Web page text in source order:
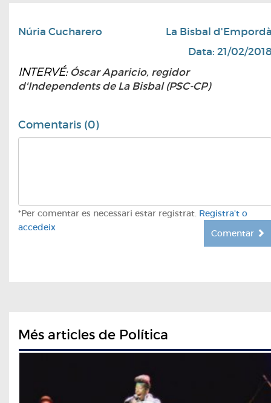
Núria Cucharero
La Bisbal
Data: 21/02/
INTERVÉ: Óscar Aparicio, regidor
d'Independents de La Bisbal (PSC-CP)
Comentaris (0)
*Per comentar es necessari estar registrat. Registra't o
accedeix
Comentar
Més articles de Política